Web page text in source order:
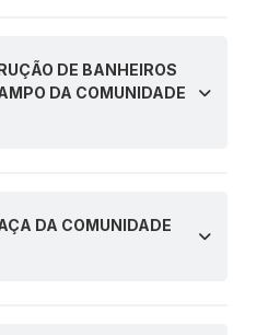
DE BANHEIROS
DA COMUNIDADE
DA COMUNIDADE